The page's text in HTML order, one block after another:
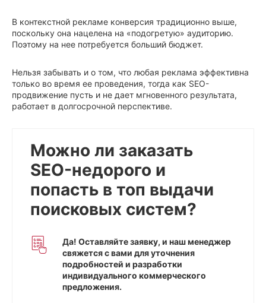
В контекстной рекламе конверсия традиционно выше,
поскольку она нацелена на «подогретую» аудиторию.
Поэтому на нее потребуется больший бюджет.
Нельзя забывать и о том, что любая реклама эффективна
только во время ее проведения, тогда как SEO-
продвижение пусть и не дает мгновенного результата,
работает в долгосрочной перспективе.
Можно ли заказать
SEO-недорого и
попасть в топ выдачи
поисковых систем?
Да! Оставляйте заявку, и наш менеджер
свяжется с вами для уточнения
подробностей и разработки
индивидуального коммерческого
предложения.